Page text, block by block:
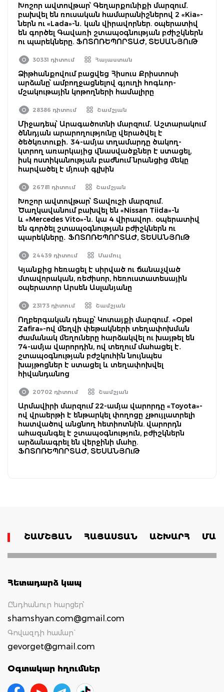
Խոշոր ավտովթար՝ Գեղարքունիքի մարզում․
բախվել են ռուսական համարանիշներով 2 «Kia»-
ներն ու «Lada»-ն․ կան վիրավորներ. օպերատիվ
են գործել Գավառի շտապօգնության բժիշկներն
ու պարեկները. ՖՈՏՈՌԵՊՈՐՏԱԺ, ՏԵՍԱՆՅՈւԹ
30331 դիտում Հայաստան
Ձիթհանքովում բացվեց Հիսուս Քրիստոսի
արձանը՝ ամբողջացնելով գյուղի հոգևոր-
մշակութային կոթողների համալիրը
28386 դիտում Շամշյան
Միջադեպ՝ Արագածոտնի մարզում․ Աշտարակում
ծննդյան արարողությունը վերածվել է
ծեծկռտուքի․ 34-ամյա տղամարդը ծակող-
կտրող առարկայից վնասվածքներ է ստացել,
իսկ ոստիկանության բաժնում նրանցից մեկը
հարվածել է մյուսի գլխին
26781 դիտում Շամշյան
Խոշոր ավտովթար՝ Տավուշի մարզում․
Ծաղկավանում բախվել են «Nissan Tiida»-ն
և «Mercedes Vito»-ն․ կա 4 վիրավոր․ օպերատիվ
են գործել շտապօգնության բժիշկներն ու
պարեկները․ ՖՈՏՈՌԵՊՈՐՏԱԺ, ՏԵՍԱՆՅՈւԹ
24439 դիտում Մամուլ
Կյանքից հեռացել է սիրված ու ճանաչված
մտավորական, ռեժիսոր, հեռուստատեսային
օպերատոր Արսեն Ասլանյանը
23173 դիտում Շամշյան
Ողբերգական դեպք՝ Կոտայքի մարզում․ «Opel
Zafira»-ով մեղվի փեթակների տեղափոխման
ժամանակ մեղուները հարձակվել ու խայթել են
74-ամյա վարորդին, ով տեղում մահացել է․
շտապօգնության բժշկուհին նույնպես
խայթոցներ է ստացել և տեղափոխվել
հիվանդանոց
20702 դիտում Շամշյան
Արմավիրի մարզում 22-ամյա վարորդը «Toyota»-
ով վրաերթի է ենթարկել փողոցը չթույլատրելի
հատվածով անցնող հետիոտնին. վարորդն
ահազանգել է շտապօգնություն, բժիշկներն
արձանագրել են վերջինի մահը.
ՖՈՏՈՌԵՊՈՐՏԱԺ, ՏԵՍԱՆՅՈւԹ
ՇԱՄՇՅԱՆ ՀԱՅԱՍՏԱՆ ԱՇԽԱՐՀ
Հետադարձ կապ
Ընդհանուր հարցեր՝
shamshyan.com@gmail.com
Գովազդի համար`
gevorget@gmail.com
Օգտակար հղումներ